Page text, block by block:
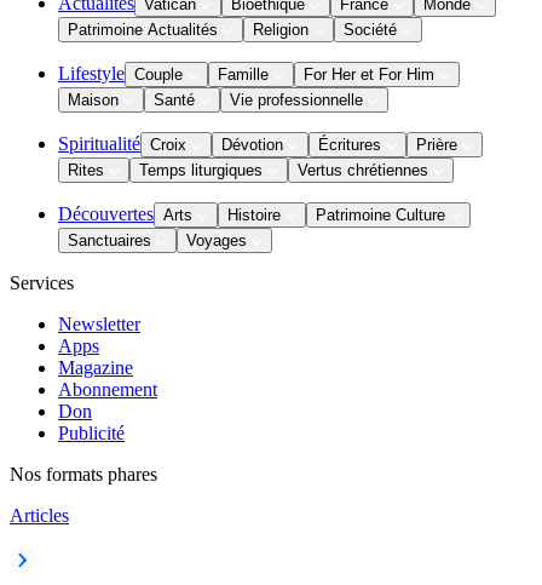
Vatican Bioéthique France
Monde
Patrimoine Actualités
Religion Société
Lifestyle Couple Famille
For Her et For Him
Maison
Santé Vie professionnelle
Spiritualité Croix Dévotion Écritures
Prière
Rites
Temps liturgiques Vertus chrétiennes
Découvertes Arts Histoire
Patrimoine Culture
Sanctuaires
Voyages
Services
Newsletter
Apps
Magazine
Abonnement
Don
Publicité
Nos formats phares
Articles